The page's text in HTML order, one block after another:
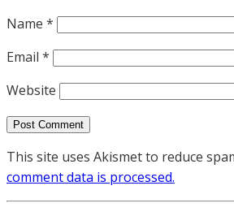
Name *
Email *
Website
This site uses Akismet to reduce
comment data is processed.